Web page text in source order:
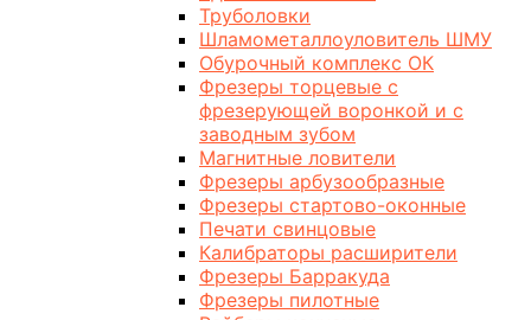
Труболовки
Шламометаллоуловитель ШМУ
Обурочный комплекс ОК
Фрезеры торцевые с
фрезерующей воронкой и с
заводным зубом
Магнитные ловители
Фрезеры арбузообразные
Фрезеры стартово-оконные
Печати свинцовые
Калибраторы расширители
Фрезеры Барракуда
Фрезеры пилотные